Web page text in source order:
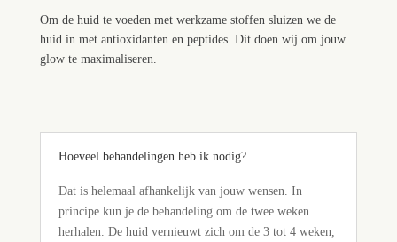
Om de huid te voeden met werkzame stoffen sluizen we de
huid in met antioxidanten en peptides. Dit doen wij om jouw
glow te maximaliseren.
Hoeveel behandelingen heb ik nodig?
Dat is helemaal afhankelijk van jouw wensen. In
principe kun je de behandeling om de twee weken
herhalen. De huid vernieuwt zich om de 3 tot 4 weken,